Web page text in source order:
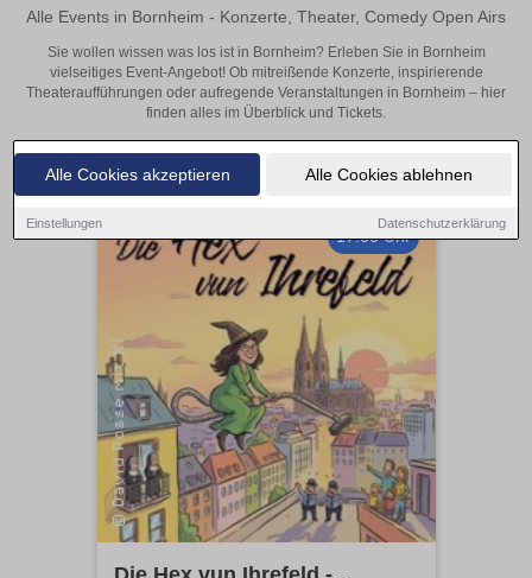
Alle Cookies akzeptieren Alle Cookies ablehnen
Einstellungen Datenschutzerklärung
Alle Events in Bornheim - Konzerte, Theater, Comedy Open Airs
Sie wollen wissen was los ist in Bornheim? Erleben Sie in Bornheim
vielseitiges Event-Angebot! Ob mitreißende Konzerte, inspirierende
Theateraufführungen oder aufregende Veranstaltungen in Bornheim – hier
finden alles im Überblick und Tickets.
17:00 Uhr